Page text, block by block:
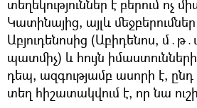
տեղեկություններ է բերում ոչ
Կատինայից, այլև
Աբյուդենոսից (Աբիդենոս,
պատմիչ) և հույն
դեպ, ազգությամբ ասորի է, ընդ
տեղ հիշատակվում է, որ նա